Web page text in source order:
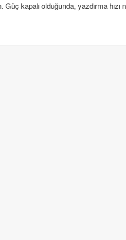
Güç kapalı olduğunda, yazdırma